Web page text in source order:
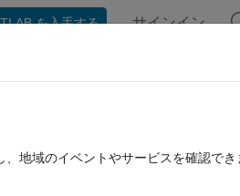
を入手する サインイン
PWM Control
地域のイベントやサービスを確認で